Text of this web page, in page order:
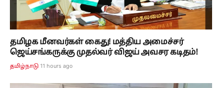
தமிழக மீனவர்கள் கைது! மத்திய அமைச்சர்
ஜெய்சங்கருக்கு முதல்வர் விஜய் அவசர கடிதம்!
தமிழ்நாடு 11 hours ago